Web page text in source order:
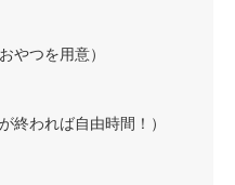
やつを用意）
終われば自由時間！）